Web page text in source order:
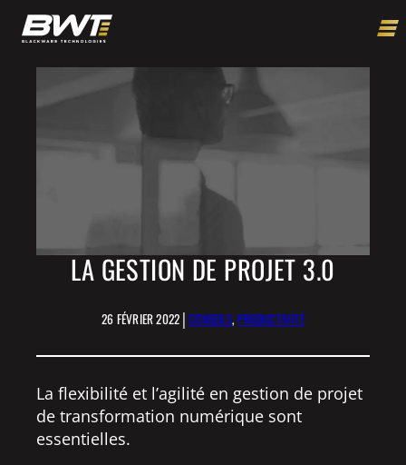
LA GESTION DE PROJET 3.0
26 FÉVRIER 2022 |CONSEILS, PRODUCTIVITÉ
La flexibilité et l’agilité en gestion de projet
de transformation numérique sont
essentielles.